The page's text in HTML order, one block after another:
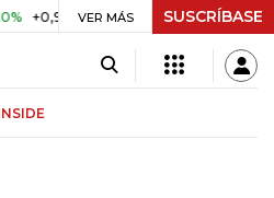
UVR $ 416,86 +$ 0,05 +0,01%
VER MÁS SUSCRÍBASE